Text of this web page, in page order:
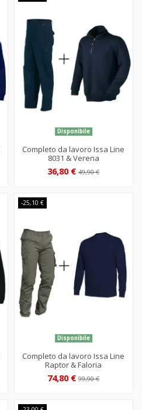
Disponibile
Completo da lavoro Issa Line
8031 & Verena
36,80 €49,90 €
-25,10 €
Disponibile
Completo da lavoro Issa Line
Raptor & Faloria
74,80 €99,90 €